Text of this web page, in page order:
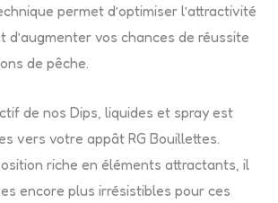
permet d’optimiser l’attractivité
d’augmenter vos chances de réussite
de pêche.
de nos Dips, liquides et spray est
vers votre appât RG Bouillettes.
riche en éléments attractants, il
encore plus irrésistibles pour ces